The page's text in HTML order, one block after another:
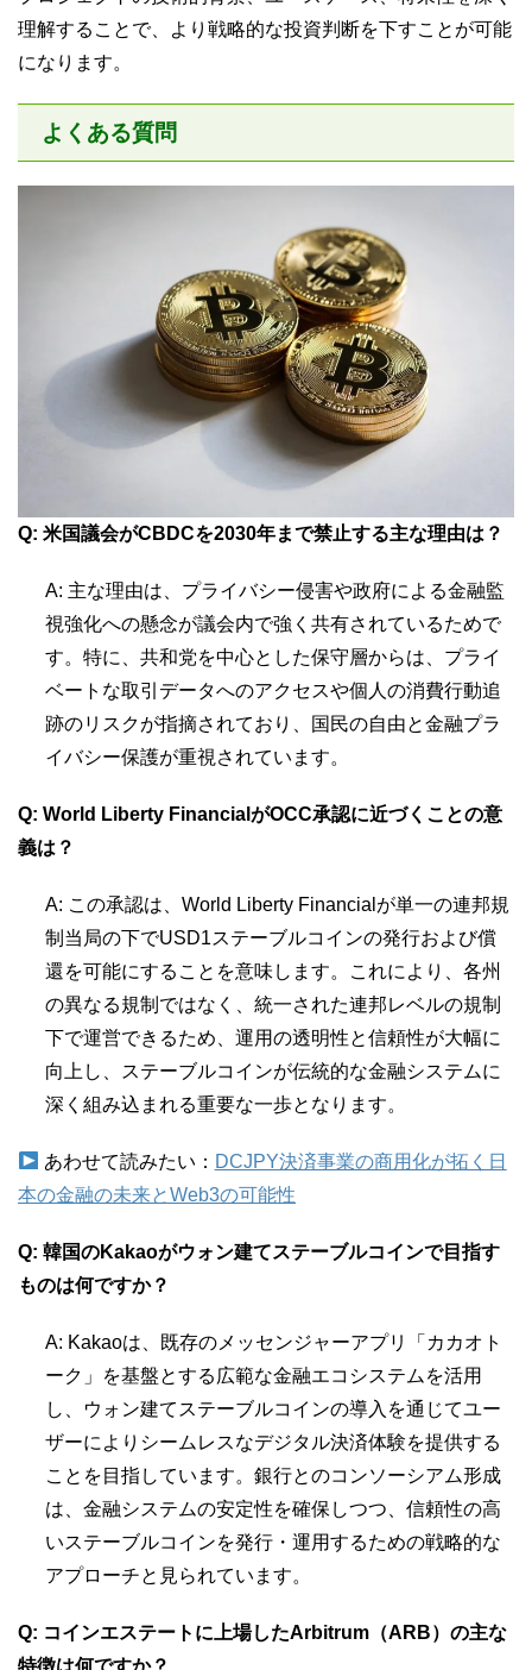
理解することで、より戦略的な投資判断を下すことが可能
になります。
よくある質問
Q: 米国議会がCBDCを2030年まで禁止する主な理由は？
A: 主な理由は、プライバシー侵害や政府による金融監
視強化への懸念が議会内で強く共有されているためで
す。特に、共和党を中心とした保守層からは、プライ
ベートな取引データへのアクセスや個人の消費行動追
跡のリスクが指摘されており、国民の自由と金融プラ
イバシー保護が重視されています。
Q: World Liberty FinancialがOCC承認に近づくことの意
義は？
A: この承認は、World Liberty Financialが単一の連邦規
制当局の下でUSD1ステーブルコインの発行および償
還を可能にすることを意味します。これにより、各州
の異なる規制ではなく、統一された連邦レベルの規制
下で運営できるため、運用の透明性と信頼性が大幅に
向上し、ステーブルコインが伝統的な金融システムに
深く組み込まれる重要な一歩となります。
あわせて読みたい： DCJPY決済事業の商用化が拓く日
本の金融の未来とWeb3の可能性
Q: 韓国のKakaoがウォン建てステーブルコインで目指す
ものは何ですか？
A: Kakaoは、既存のメッセンジャーアプリ「カカオト
ーク」を基盤とする広範な金融エコシステムを活用
し、ウォン建てステーブルコインの導入を通じてユー
ザーによりシームレスなデジタル決済体験を提供する
ことを目指しています。銀行とのコンソーシアム形成
は、金融システムの安定性を確保しつつ、信頼性の高
いステーブルコインを発行・運用するための戦略的な
アプローチと見られています。
Q: コインエステートに上場したArbitrum（ARB）の主な
特徴は何ですか？